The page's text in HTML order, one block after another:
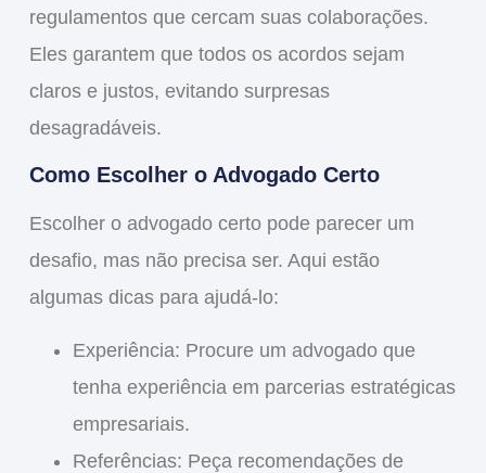
regulamentos que cercam suas colaborações.
Eles garantem que todos os acordos sejam
claros e justos, evitando surpresas
desagradáveis.
Como Escolher o Advogado Certo
Escolher o advogado certo pode parecer um
desafio, mas não precisa ser. Aqui estão
algumas dicas para ajudá-lo:
Experiência: Procure um advogado que
tenha experiência em parcerias estratégicas
empresariais.
Referências: Peça recomendações de